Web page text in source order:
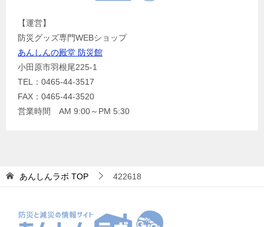
【運営】
防災グッズ専門WEBショップ
あんしんの殿堂 防災館
小田原市羽根尾225-1
TEL：0465-44-3517
FAX：0465-44-3520
営業時間 AM 9:00～PM 5:30
あんしんラボ TOP 422618